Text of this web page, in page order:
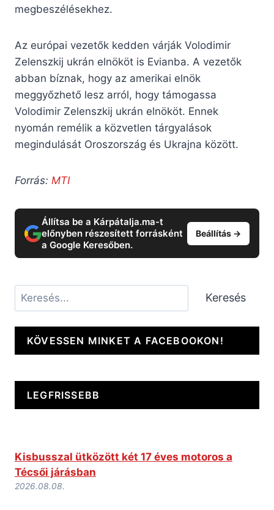
megbeszélésekhez.
Az európai vezetők kedden várják Volodimir
Zelenszkij ukrán elnököt is Evianba. A vezetők
abban bíznak, hogy az amerikai elnök
meggyőzhető lesz arról, hogy támogassa
Volodimir Zelenszkij ukrán elnököt. Ennek
nyomán remélik a közvetlen tárgyalások
megindulását Oroszország és Ukrajna között.
Forrás: MTI
Állítsa be a Kárpátalja.ma-t
előnyben részesített forrásként
a Google Keresőben.
Beállítás →
Keresés Keresés
KÖVESSEN MINKET A FACEBOOKON!
LEGFRISSEBB
Kisbusszal ütközött két 17 éves motoros a
Técsői járásban
2026.08.08.